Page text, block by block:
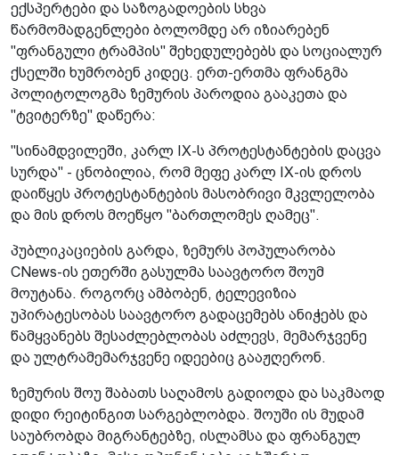
ექსპერტები და საზოგადოების სხვა
წარმომადგენლები ბოლომდე არ იზიარებენ
"ფრანგული ტრამპის" შეხედულებებს და სოციალურ
ქსელში ხუმრობენ კიდეც. ერთ-ერთმა ფრანგმა
პოლიტოლოგმა ზემურის პაროდია გააკეთა და
"ტვიტერზე" დაწერა:
"სინამდვილეში, კარლ IX-ს პროტესტანტების დაცვა
სურდა" - ცნობილია, რომ მეფე კარლ IX-ის დროს
დაიწყეს პროტესტანტების მასობრივი მკვლელობა
და მის დროს მოეწყო "ბართლომეს ღამეც".
პუბლიკაციების გარდა, ზემურს პოპულარობა
CNews-ის ეთერში გასულმა საავტორო შოუმ
მოუტანა. როგორც ამბობენ, ტელევიზია
უპირატესობას საავტორო გადაცემებს ანიჭებს და
წამყვანებს შესაძლებლობას აძლევს, მემარჯვენე
და ულტრამემარჯვენე იდეებიც გააჟღერონ.
ზემურის შოუ შაბათს საღამოს გადიოდა და საკმაოდ
დიდი რეიტინგით სარგებლობდა. შოუში ის მუდამ
საუბრობდა მიგრანტებზე, ისლამსა და ფრანგულ